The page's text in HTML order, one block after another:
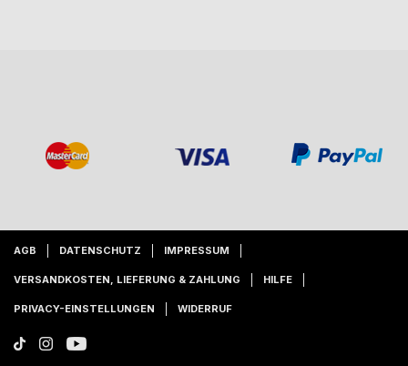
AGB DATENSCHUTZ IMPRESSUM
VERSANDKOSTEN, LIEFERUNG & ZAHLUNG HILFE
PRIVACY-EINSTELLUNGEN WIDERRUF